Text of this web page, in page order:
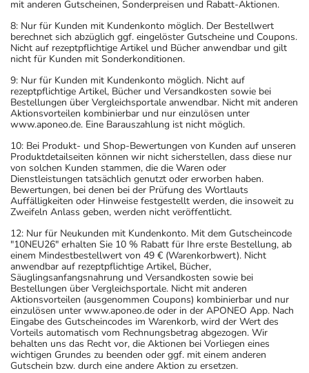
mit anderen Gutscheinen, Sonderpreisen und Rabatt-Aktionen.
8: Nur für Kunden mit Kundenkonto möglich. Der Bestellwert
berechnet sich abzüglich ggf. eingelöster Gutscheine und Coupons.
Nicht auf rezeptpflichtige Artikel und Bücher anwendbar und gilt
nicht für Kunden mit Sonderkonditionen.
9: Nur für Kunden mit Kundenkonto möglich. Nicht auf
rezeptpflichtige Artikel, Bücher und Versandkosten sowie bei
Bestellungen über Vergleichsportale anwendbar. Nicht mit anderen
Aktionsvorteilen kombinierbar und nur einzulösen unter
www.aponeo.de. Eine Barauszahlung ist nicht möglich.
10: Bei Produkt- und Shop-Bewertungen von Kunden auf unseren
Produktdetailseiten können wir nicht sicherstellen, dass diese nur
von solchen Kunden stammen, die die Waren oder
Dienstleistungen tatsächlich genutzt oder erworben haben.
Bewertungen, bei denen bei der Prüfung des Wortlauts
Auffälligkeiten oder Hinweise festgestellt werden, die insoweit zu
Zweifeln Anlass geben, werden nicht veröffentlicht.
12: Nur für Neukunden mit Kundenkonto. Mit dem Gutscheincode
"10NEU26" erhalten Sie 10 % Rabatt für Ihre erste Bestellung, ab
einem Mindestbestellwert von 49 € (Warenkorbwert). Nicht
anwendbar auf rezeptpflichtige Artikel, Bücher,
Säuglingsanfangsnahrung und Versandkosten sowie bei
Bestellungen über Vergleichsportale. Nicht mit anderen
Aktionsvorteilen (ausgenommen Coupons) kombinierbar und nur
einzulösen unter www.aponeo.de oder in der APONEO App. Nach
Eingabe des Gutscheincodes im Warenkorb, wird der Wert des
Vorteils automatisch vom Rechnungsbetrag abgezogen. Wir
behalten uns das Recht vor, die Aktionen bei Vorliegen eines
wichtigen Grundes zu beenden oder ggf. mit einem anderen
Gutschein bzw. durch eine andere Aktion zu ersetzen.